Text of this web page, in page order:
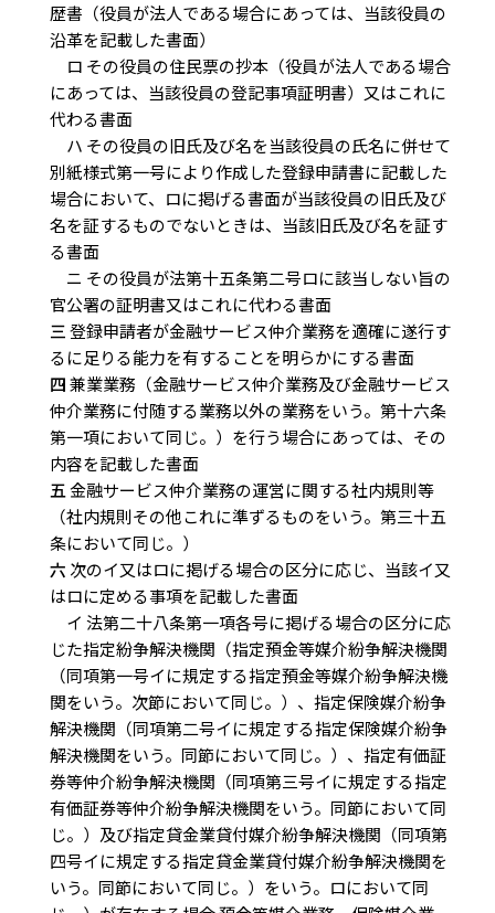
歴書（役員が法人である場合にあっては、当該役員の
沿革を記載した書面）
ロ その役員の住民票の抄本（役員が法人である場合
にあっては、当該役員の登記事項証明書）又はこれに
代わる書面
ハ その役員の旧氏及び名を当該役員の氏名に併せて
別紙様式第一号により作成した登録申請書に記載した
場合において、ロに掲げる書面が当該役員の旧氏及び
名を証するものでないときは、当該旧氏及び名を証す
る書面
ニ その役員が法第十五条第二号ロに該当しない旨の
官公署の証明書又はこれに代わる書面
三登録申請者が金融サービス仲介業務を適確に遂行す
るに足りる能力を有することを明らかにする書面
四兼業業務（金融サービス仲介業務及び金融サービス
仲介業務に付随する業務以外の業務をいう。第十六条
第一項において同じ。）を行う場合にあっては、その
内容を記載した書面
五金融サービス仲介業務の運営に関する社内規則等
（社内規則その他これに準ずるものをいう。第三十五
条において同じ。）
六 次のイ又はロに掲げる場合の区分に応じ、当該イ又
はロに定める事項を記載した書面
イ 法第二十八条第一項各号に掲げる場合の区分に応
じた指定紛争解決機関（指定預金等媒介紛争解決機関
（同項第一号イに規定する指定預金等媒介紛争解決機
関をいう。次節において同じ。）、指定保険媒介紛争
解決機関（同項第二号イに規定する指定保険媒介紛争
解決機関をいう。同節において同じ。）、指定有価証
券等仲介紛争解決機関（同項第三号イに規定する指定
有価証券等仲介紛争解決機関をいう。同節において同
じ。）及び指定貸金業貸付媒介紛争解決機関（同項第
四号イに規定する指定貸金業貸付媒介紛争解決機関を
いう。同節において同じ。）をいう。ロにおいて同